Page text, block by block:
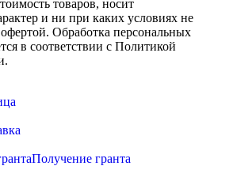
товаров, носит
и ни при каких условиях не
Обработка персональных
в соответствии с Политикой
Получение гранта